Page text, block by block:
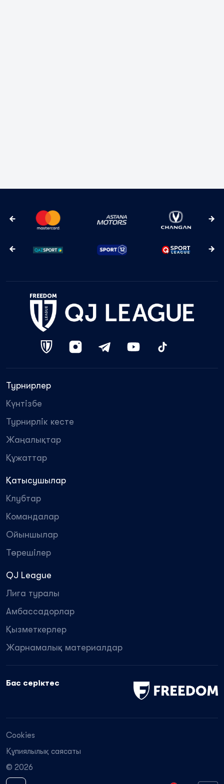
Турнирлер
Күнтізбе
Турнирлік кесте
Жаңалықтар
Құжаттар
Қатысушылар
Клубтар
Командалар
Ойыншылар
Төрешілер
QJ League
Лига туралы
Амбассадорлар
Қызметкерлер
Жарнамалық материалдар
Бас серіктес
© 2026
Cookies
Құпиялылық саясаты